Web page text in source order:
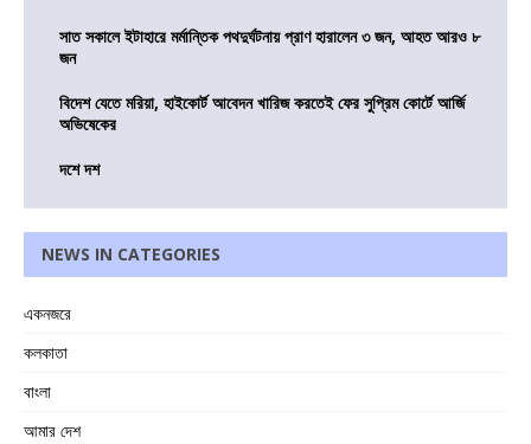
সাত সকালে ইটাহারে মর্মান্তিক পথদুর্ঘটনায় প্রাণ হারালেন ৩ জন, আহত আরও ৮
জন
বিদেশ যেতে মরিয়া, হাইকোর্ট আবেদন খারিজ করতেই ফের সুপ্রিম কোর্টে আর্জি
অভিষেকের
দশে দশ
NEWS IN CATEGORIES
একনজরে
কলকাতা
বাংলা
আমার দেশ